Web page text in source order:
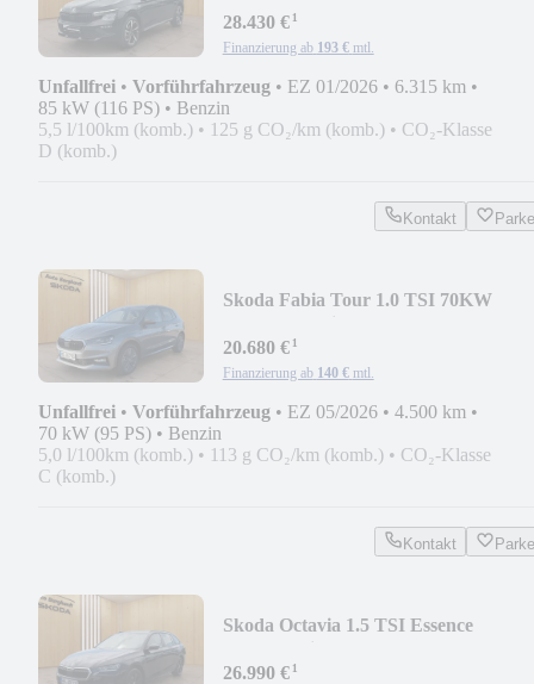
28.430 €¹
Finanzierung ab 193 € mtl.
Unfallfrei • Vorführfahrzeug • EZ 01/2026 • 6.315 km •
85 kW (116 PS) • Benzin
5,5 l/100km (komb.) • 125 g CO₂/km (komb.) • CO₂-Klasse
D (komb.)
Kontakt
Skoda Fabia Tour 1.0 TSI 70KW
20.680 €¹
Finanzierung ab 140 € mtl.
Unfallfrei • Vorführfahrzeug • EZ 05/2026 • 4.500 km •
70 kW (95 PS) • Benzin
5,0 l/100km (komb.) • 113 g CO₂/km (komb.) • CO₂-Klasse
C (komb.)
Kontakt
Skoda Octavia 1.5 TSI Essence
26.990 €¹